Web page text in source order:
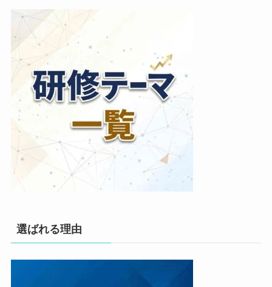
選ばれる理由